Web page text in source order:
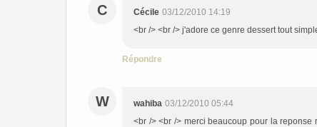
C Cécile 03/12/2010 14:19
<br /> <br /> j'adore ce genre dessert tout
Répondre
W wahiba 03/12/2010 05:44
<br /> <br /> merci beaucoup pour la